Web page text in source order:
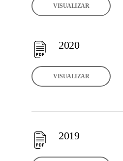
VISUALIZAR
2020
VISUALIZAR
2019